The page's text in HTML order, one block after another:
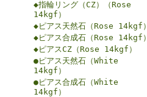
◆指輪リング（CZ）（Rose
14kgf）
◆ピアス天然石（Rose 14kgf）
◆ピアス合成石（Rose 14kgf）
◆ピアスCZ（Rose 14kgf）
●ピアス天然石（White
14kgf）
●ピアス合成石（White
14kgf）